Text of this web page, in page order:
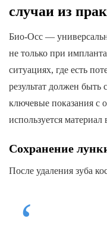
случаи из
Био-Осс —
не только при
ситуациях, где есть
результат должен
ключевые показания с
используется
Сохранение
После удаления зуба